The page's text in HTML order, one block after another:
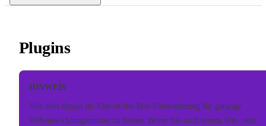
Plugins
HINWEIS
Vite zielt darauf ab, Out-of-the-Box-Unterstützung für gängige
Webentwicklungsmuster zu bieten. Bevor Sie nach einem Vite- oder